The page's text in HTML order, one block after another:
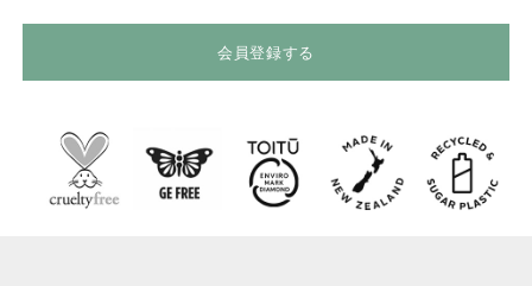
会員登録する